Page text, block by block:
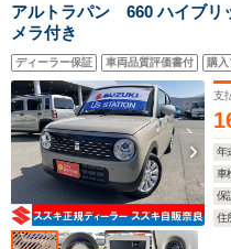
アルトラパン 660 ハイブ
メラ付き
ディーラー保証 車両品質評価書付 購
支
年
車
保
住